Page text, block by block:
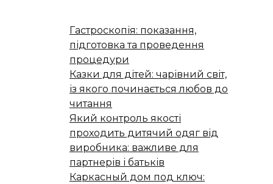
Гастроскопія: показання,
підготовка та проведення
процедури
Казки для дітей: чарівний світ,
із якого починається любов до
читання
Який контроль якості
проходить дитячий одяг від
виробника: важливе для
партнерів і батьків
Каркасный дом под ключ: